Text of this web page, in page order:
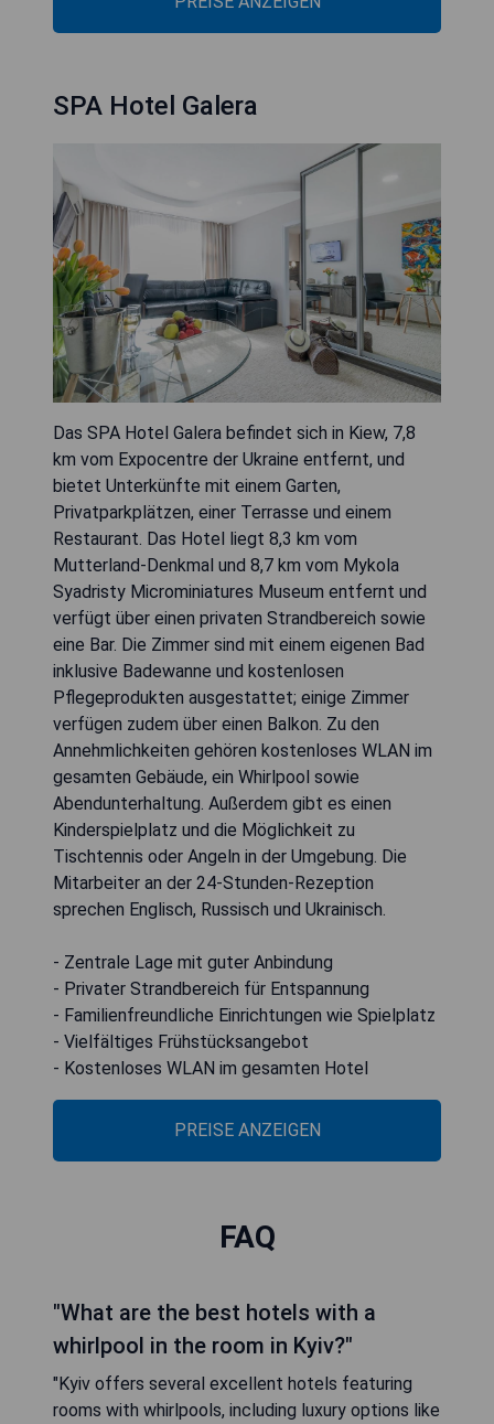
SPA Hotel Galera
Das SPA Hotel Galera befindet sich in Kiew, 7,8
km vom Expocentre der Ukraine entfernt, und
bietet Unterkünfte mit einem Garten,
Privatparkplätzen, einer Terrasse und einem
Restaurant. Das Hotel liegt 8,3 km vom
Mutterland-Denkmal und 8,7 km vom Mykola
Syadristy Microminiatures Museum entfernt und
verfügt über einen privaten Strandbereich sowie
eine Bar. Die Zimmer sind mit einem eigenen Bad
inklusive Badewanne und kostenlosen
Pflegeprodukten ausgestattet; einige Zimmer
verfügen zudem über einen Balkon. Zu den
Annehmlichkeiten gehören kostenloses WLAN im
gesamten Gebäude, ein Whirlpool sowie
Abendunterhaltung. Außerdem gibt es einen
Kinderspielplatz und die Möglichkeit zu
Tischtennis oder Angeln in der Umgebung. Die
Mitarbeiter an der 24-Stunden-Rezeption
sprechen Englisch, Russisch und Ukrainisch.
- Zentrale Lage mit guter Anbindung
- Privater Strandbereich für Entspannung
- Familienfreundliche Einrichtungen wie Spielplatz
- Vielfältiges Frühstücksangebot
- Kostenloses WLAN im gesamten Hotel
PREISE ANZEIGEN
FAQ
"What are the best hotels with a
whirlpool in the room in Kyiv?"
"Kyiv offers several excellent hotels featuring
rooms with whirlpools, including luxury options like